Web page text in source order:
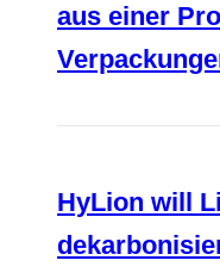
aus einer
HyLion will